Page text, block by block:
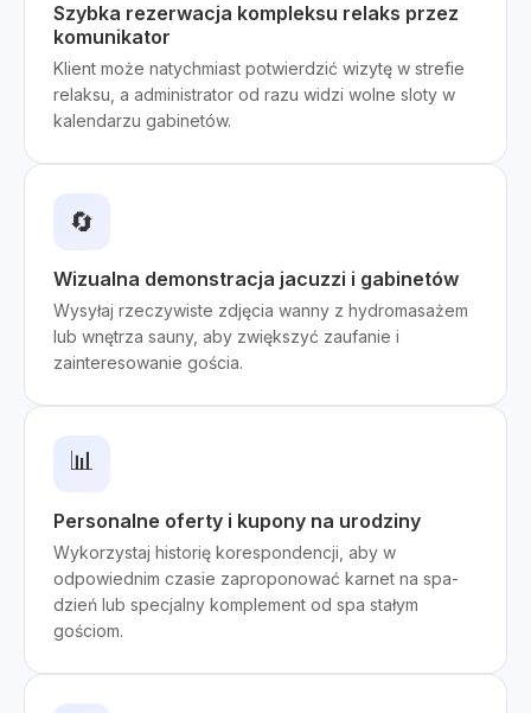
Szybka rezerwacja kompleksu relaks przez
komunikator
Klient może natychmiast potwierdzić wizytę w strefie
relaksu, a administrator od razu widzi wolne sloty w
kalendarzu gabinetów.
🔄
Wizualna demonstracja jacuzzi i gabinetów
Wysyłaj rzeczywiste zdjęcia wanny z hydromasażem
lub wnętrza sauny, aby zwiększyć zaufanie i
zainteresowanie gościa.
📊
Personalne oferty i kupony na urodziny
Wykorzystaj historię korespondencji, aby w
odpowiednim czasie zaproponować karnet na spa-
dzień lub specjalny komplement od spa stałym
gościom.